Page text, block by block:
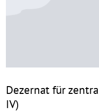
Dezernat für
IV)